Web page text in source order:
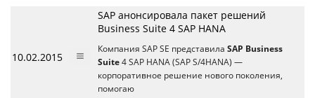
10.02.2015
SAP анонсировала пакет решений
Business Suite 4 SAP HANA
Компания SAP SE представила SAP Business
Suite 4 SAP HANA (SAP S/4HANA) —
корпоративное решение нового поколения,
помогаю